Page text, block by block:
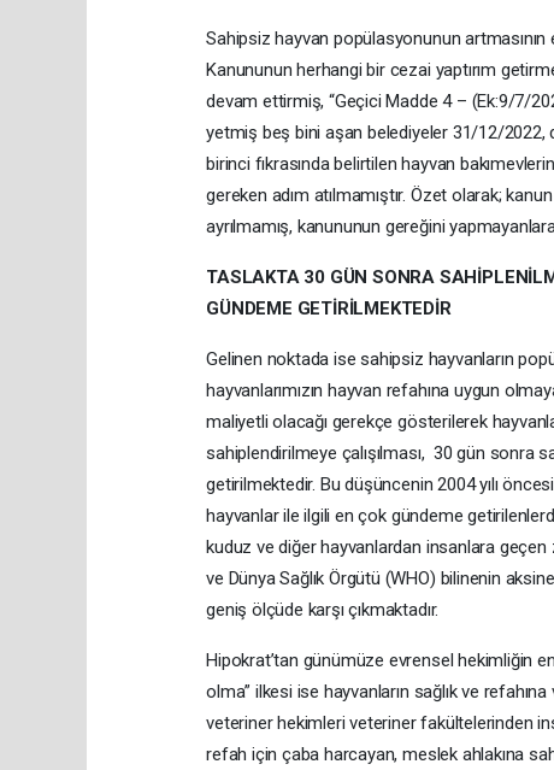
Sahipsiz hayvan popülasyonunun
Kanununun herhangi bir cezai yaptırım
devam ettirmiş, “Geçici Madde 4 – (Ek:9/7/
yetmiş beş bini aşan belediyeler 31/12/
birinci fıkrasında belirtilen hayvan
gereken adım atılmamıştır. Özet olarak;
ayrılmamış, kanununun gereğini
TASLAKTA 30 GÜN SONRA
GÜNDEME GETİRİLMEKTEDİR
Gelinen noktada ise sahipsiz hayvanların
hayvanlarımızın hayvan refahına uygun
maliyetli olacağı gerekçe gösterilerek
sahiplendirilmeye çalışılması, 30 gün sonra
getirilmektedir. Bu düşüncenin 2004 yılı
hayvanlar ile ilgili en çok gündeme
kuduz ve diğer hayvanlardan insanlara geçen
ve Dünya Sağlık Örgütü (WHO) bilinenin
geniş ölçüde karşı çıkmaktadır.
Hipokrat’tan günümüze evrensel hekimliğin
olma” ilkesi ise hayvanların sağlık ve
veteriner hekimleri veteriner fakültelerinden
refah için çaba harcayan, meslek ahlakına